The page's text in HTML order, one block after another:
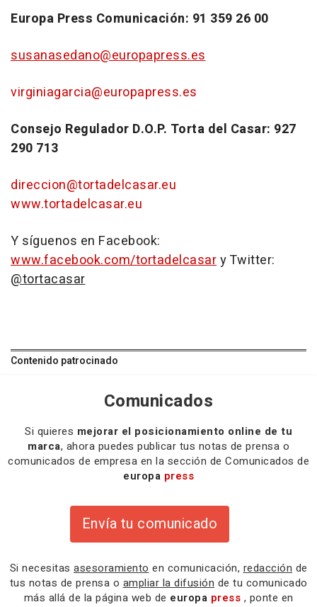
Europa Press Comunicación: 91 359 26 00
susanasedano@europapress.es
virginiagarcia@europapress.es
Consejo Regulador D.O.P. Torta del Casar: 927
290 713
direccion@tortadelcasar.eu
www.tortadelcasar.eu
Y síguenos en Facebook:
www.facebook.com/tortadelcasary Twitter:
@tortacasar
Contenido patrocinado
Comunicados
Si quieres mejorar el posicionamiento online de tu
marca, ahora puedes publicar tus notas de prensa o
comunicados de empresa en la sección de Comunicados de
europa press
Envía tu comunicado
Si necesitas asesoramiento en comunicación, redacción de
tus notas de prensa o ampliar la difusión de tu comunicado
más allá de la página web de europa press , ponte en